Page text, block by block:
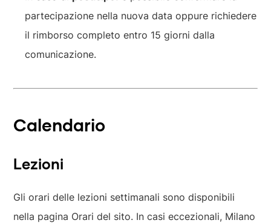
partecipazione nella nuova data oppure richiedere
il rimborso completo entro 15 giorni dalla
comunicazione.
Calendario
Lezioni
Gli orari delle lezioni settimanali sono disponibili
nella pagina Orari del sito. In casi eccezionali, Milano